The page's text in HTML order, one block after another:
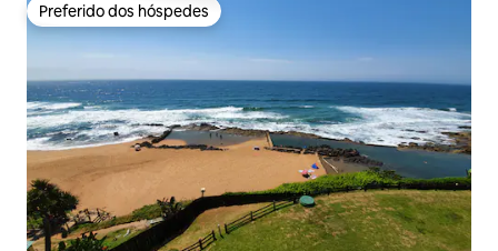
Preferido dos hóspedes
Preferido dos hóspedes